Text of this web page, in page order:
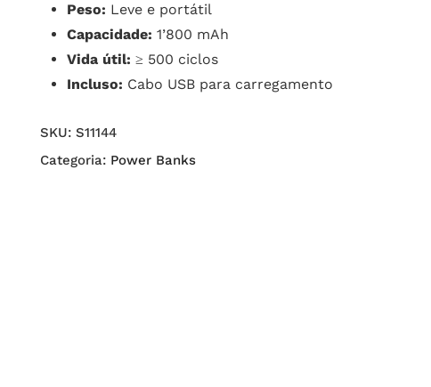
Peso: Leve e portátil
Capacidade: 1’800 mAh
Vida útil: ≥ 500 ciclos
Incluso: Cabo USB para carregamento
SKU: S11144
Categoria: Power Banks